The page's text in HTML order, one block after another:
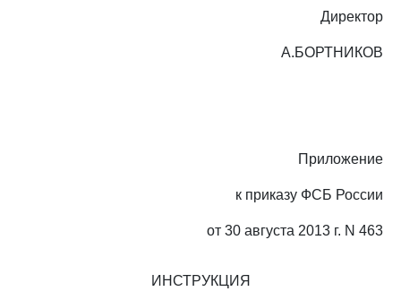
Директор
А.БОРТНИКОВ
Приложение
к приказу ФСБ России
от 30 августа 2013 г. N 463
ИНСТРУКЦИЯ